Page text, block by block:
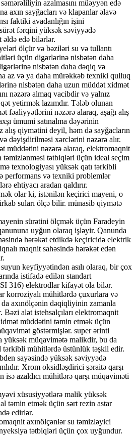
azalmasını müəyyən edə
axın sayğacları və klapanlar əlavə
faktiki avadanlığın işini
fərqini yüksək səviyyədə
əldə edə bilərlər.
ölçür və bəziləri su və tullantı
üçün digərlərinə nisbətən daha
nisbətən daha dəqiq və
az və ya daha mürəkkəb texniki qulluq
nisbətən daha uzun müddət xidmət
nəzərə almaq vacibdir və yalnız
yetirmək lazımdır. Tələb olunan
fəaliyyətlərini nəzərə alaraq, aşağı alış
ümumi satınalma dəyərinin
alış qiymətini deyil, həm də sayğacların
və dəyişdirilməsi xərclərini nəzərə alır.
müddətini nəzərə alaraq, elektromaqnit
təmizlənməsi tətbiqləri üçün ideal seçim
texnologiyası yüksək qatı tərkibli
performans və texniki problemlər
ehtiyacı aradan qaldırır.
olar ki, istənilən keçirici mayeni, o
suları ölçə bilir. münasib qiymətə
sürətini ölçmək üçün Faradeyin
uyğun olaraq işləyir. Qanunda
hərəkət etdikdə keçiricidə elektrik
maqnit sahəsində hərəkət edən
keyfiyyətindən asılı olaraq, bir çox
istifadə edilən standart
316) elektrodlar kifayət ola bilər.
korroziyalı mühitlərdə çuxurlara və
axınölçənin dəqiqliyinin zamanla
Bəzi alət istehsalçıları elektromaqnit
müddətini təmin etmək üçün
göstərmişlər. super ərinti
yüksək müqavimətə malikdir, bu da
mühitlərdə üstünlük təşkil edir.
sayəsində yüksək səviyyədə
Xrom oksidləşdirici şəraitə qarşı
isə azaldıcı mühitlərə qarşı müqaviməti
xüsusiyyətlərə malik yüksək
təmin etmək üçün sərt rezin astar
edirlər.
axınölçənlər su təmizləyici
tətbiqləri üçün çox uyğundur.